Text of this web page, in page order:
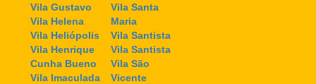
Vila Gustavo
Vila Helena
Vila Heliópolis
Vila Henrique
Cunha Bueno
Vila Imaculada
Vila Santa
Maria
Vila Santista
Vila Santista
Vila São
Vicente